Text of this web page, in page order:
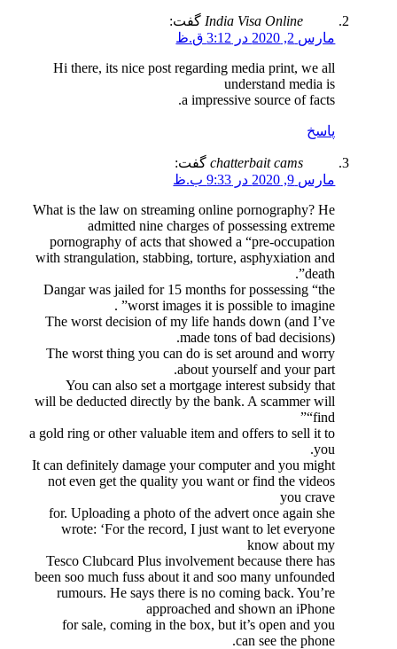
دموی سایت جزئیات سفارش سایت
دموی سایت جزئیات
قالب فروشگاهی ارگانیک
دموی سایت جزئیات سفارش سایت
فروشگاه ووداستوک
India Visa Online گفت:
Hi there, its nice post regarding media print, we all
understand media is
a impressive source of facts.
chatterbait cams گفت:
What is the law on streaming online pornography? He
admitted nine charges of possessing extreme
pornography of acts that showed a “pre-occupation
with strangulation, stabbing, torture, asphyxiation and
Dangar was jailed for 15 months for possessing “the
worst images it is possible to imagine” .
The worst decision of my life hands down (and I’ve
made tons of bad decisions).
The worst thing you can do is set around and worry
about yourself and your part.
You can also set a mortgage interest subsidy that
will be deducted directly by the bank. A scammer will
a gold ring or other valuable item and offers to sell it to
It can definitely damage your computer and you might
not even get the quality you want or find the videos
you crave
for. Uploading a photo of the advert once again she
wrote: ‘For the record, I just want to let everyone
know about my
Tesco Clubcard Plus involvement because there has
been soo much fuss about it and soo many unfounded
rumours. He says there is no coming back. You’re
approached and shown an iPhone
for sale, coming in the box, but it’s open and you
can see the phone.